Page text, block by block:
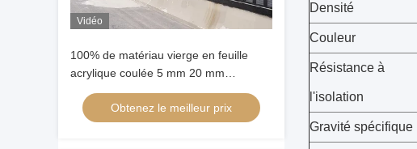
Vidéo
100% de matériau vierge en feuille
acrylique coulée 5 mm 20 mm
Panneau durable pour barrière
acoustique extérieure
Obtenez le meilleur prix
Densité
Couleur
Résistance à
l'isolation
Gravité spécifique